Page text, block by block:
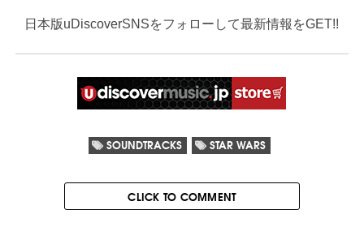
日本版uDiscoverSNSをフォローして最新情報をGET!!
SOUNDTRACKS STAR WARS
CLICK TO COMMENT